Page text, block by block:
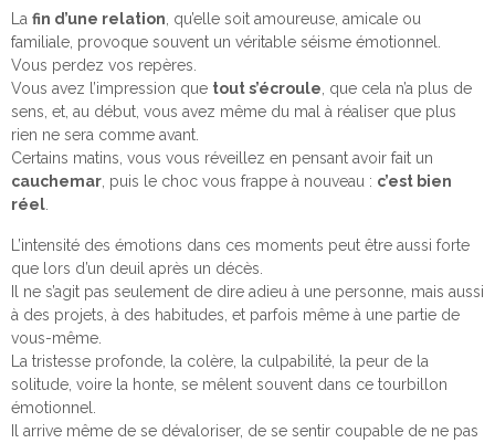
La fin d’une relation, qu’elle soit amoureuse, amicale ou
familiale, provoque souvent un véritable séisme émotionnel.
Vous perdez vos repères.
Vous avez l’impression que tout s’écroule, que cela n’a plus de
sens, et, au début, vous avez même du mal à réaliser que plus
rien ne sera comme avant.
Certains matins, vous vous réveillez en pensant avoir fait un
cauchemar, puis le choc vous frappe à nouveau : c’est bien
réel.
L’intensité des émotions dans ces moments peut être aussi forte
que lors d’un deuil après un décès.
Il ne s’agit pas seulement de dire adieu à une personne, mais aussi
à des projets, à des habitudes, et parfois même à une partie de
vous-même.
La tristesse profonde, la colère, la culpabilité, la peur de la
solitude, voire la honte, se mêlent souvent dans ce tourbillon
émotionnel.
Il arrive même de se dévaloriser, de se sentir coupable de ne pas